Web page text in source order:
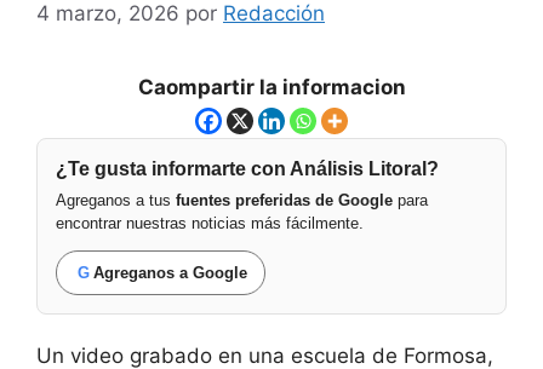
4 marzo, 2026 por Redacción
Caompartir la informacion
¿Te gusta informarte con Análisis Litoral?
Agreganos a tus fuentes preferidas de Google para
encontrar nuestras noticias más fácilmente.
G Agreganos a Google
Un video grabado en una escuela de Formosa,